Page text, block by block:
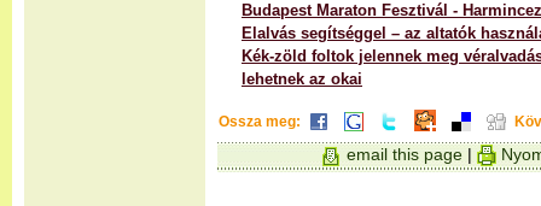
Budapest Maraton Fesztivál -
Elalvás segítséggel – az altatók
Kék-zöld foltok jelennek meg
lehetnek az okai
Ossza meg:
email this page |